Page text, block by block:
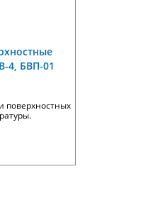
4, БВП-01
поверхностных